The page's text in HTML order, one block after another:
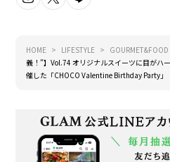
HOME LIFESTYLE GOURMET&FOOD
義！”】Vol.74 オリジナルスイーツに目がハ
催した「CHOCO Valentine Birthday Party」